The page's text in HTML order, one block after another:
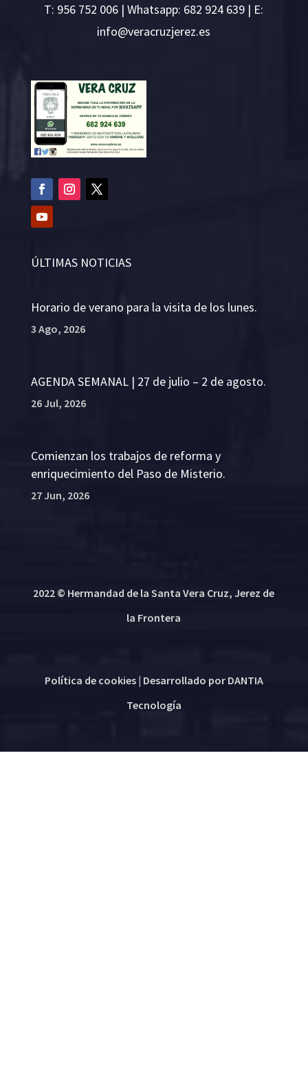
T: 956 752 006 | Whatsapp: 682 924 639 | E:
se.ze
rejzu
rcare
v@ofn
i
ÚLTIMAS NOTICIAS
Horario de verano para la visita de los lunes.
3 Ago, 2026
AGENDA SEMANAL | 27 de julio – 2 de agosto.
26 Jul, 2026
Comienzan los trabajos de reforma y
enriquecimiento del Paso de Misterio.
27 Jun, 2026
2022 © Hermandad de la Santa Vera Cruz, Jerez de
la Frontera
Política de cookies| Desarrollado por DANTIA
Tecnología